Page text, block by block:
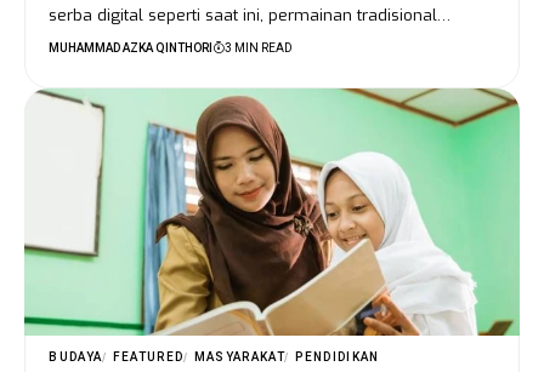
serba digital seperti saat ini, permainan tradisional…
MUHAMMAD AZKA QINTHORI 3 MIN READ
BUDAYA FEATURED MASYARAKAT PENDIDIKAN